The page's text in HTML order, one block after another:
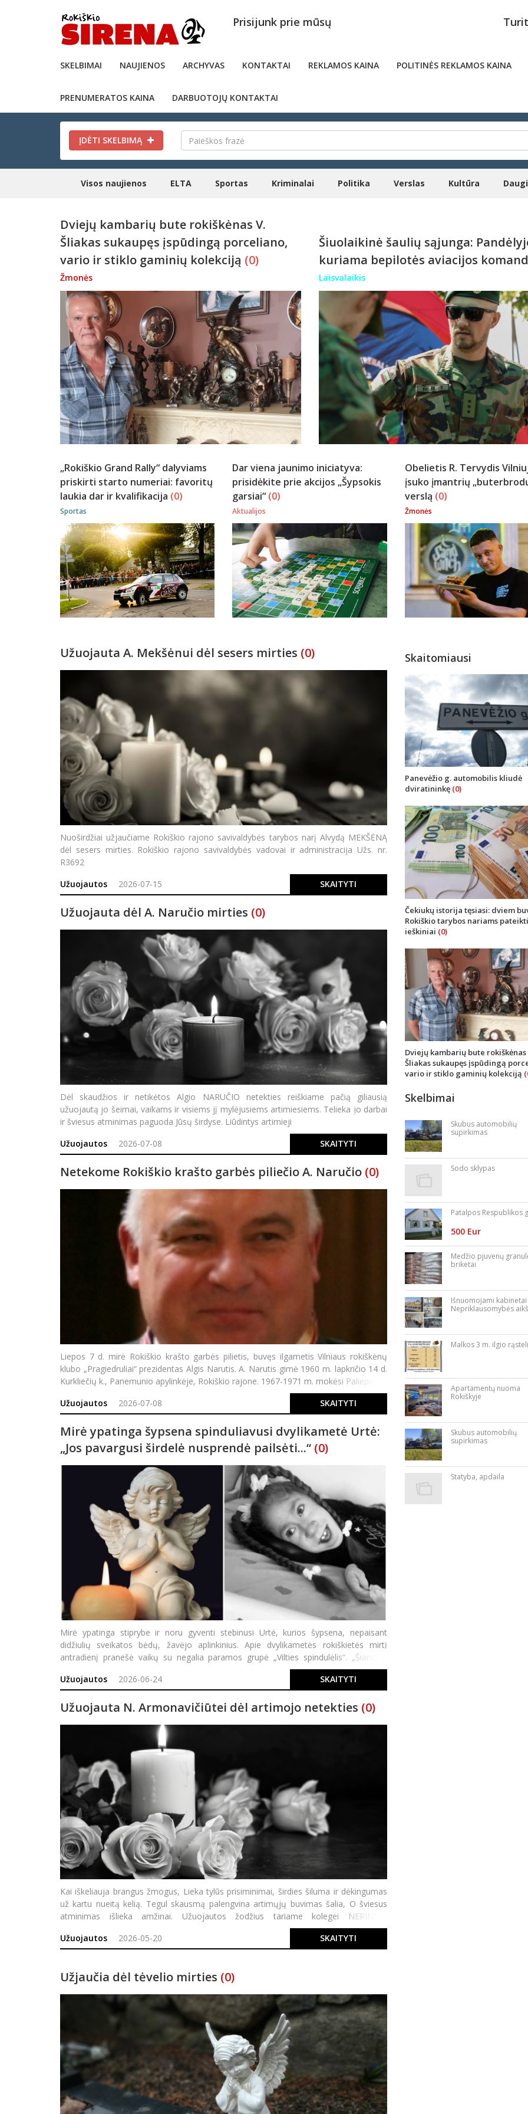
Prisijunk prie mūsų
SKELBIMAI NAUJIENOS ARCHYVAS KONTAKTAI REKLAMOS KAINA POLITINĖS REKLAMOS KAINA
PRENUMERATOS KAINA DARBUOTOJŲ KONTAKTAI
ĮDĖTI SKELBIMĄ
Visos naujienos ELTA Sportas Kriminalai Politika Verslas Kultūra
Dviejų kambarių bute rokiškėnas V.
Šliakas sukaupęs įspūdingą porceliano,
vario ir stiklo gaminių kolekciją (0)
Žmonės
Šiuolaikinė šaulių sąjunga:
kuriama bepilotės aviacijos
Laisvalaikis
„Rokiškio Grand Rally“ dalyviams
priskirti starto numeriai: favoritų
laukia dar ir kvalifikacija (0)
Sportas
Dar viena jaunimo iniciatyva:
prisidėkite prie akcijos „Šypsokis
garsiai“ (0)
Aktualijos
Obelietis R. Tervydis
įsuko įmantrių
verslą (0)
Žmonės
Užuojauta A. Mekšėnui dėl sesers mirties (0)
Nuoširdžiai užjaučiame Rokiškio rajono savivaldybės tarybos narį Alvydą MEKŠĖNĄ
dėl sesers mirties. Rokiškio rajono savivaldybės vadovai ir administracija Užs. nr.
R3692
Užuojautos
2026-07-15 SKAITYTI
Užuojauta dėl A. Naručio mirties (0)
Dėl skaudžios ir netikėtos Algio NARUČIO netekties reiškiame pačią giliausią
užuojautą jo šeimai, vaikams ir visiems jį mylėjusiems artimiesiems. Telieka jo darbai
ir šviesus atminimas paguoda Jūsų širdyse. Liūdintys artimieji
Užuojautos
2026-07-08 SKAITYTI
Netekome Rokiškio krašto garbės piliečio A. Naručio (0)
Liepos 7 d. mirė Rokiškio krašto garbės pilietis, buvęs ilgametis Vilniaus rokiškėnų
klubo „Pragiedruliai“ prezidentas Algis Narutis. A. Narutis gimė 1960 m. lapkričio 14 d.
Kurkliečių k., Panemunio apylinkėje, Rokiškio rajone. 1967-1971 m. mokėsi Paliepio p
Užuojautos
2026-07-08 SKAITYTI
Mirė ypatinga šypsena spinduliavusi dvylikametė Urtė:
„Jos pavargusi širdelė nusprendė pailsėti...“ (0)
Mirė ypatinga stiprybe ir noru gyventi stebinusi Urtė, kurios šypsena, nepaisant
didžiulių sveikatos bėdų, žavėjo aplinkinius. Apie dvylikametės rokiškietės mirtį
antradienį pranešė vaikų su negalia paramos grupė „Vilties spindulėlis“. „Šiandien
Užuojautos
2026-06-24 SKAITYTI
Užuojauta N. Armonavičiūtei dėl artimojo netekties (0)
Kai iškeliauja brangus žmogus, Lieka tylūs prisiminimai, širdies šiluma ir dėkingumas
už kartu nueitą kelią. Tegul skausmą palengvina artimųjų buvimas šalia, O šviesus
atminimas išlieka amžinai. Užuojautos žodžius tariame kolegei NERINGAI
Užuojautos
2026-05-20 SKAITYTI
Užjaučia dėl tėvelio mirties (0)
Skaitomiausi
Panevėžio g. automobilis kliudė
dviratininkę (0)
Čekiukų istorija tęsiasi: dviem
Rokiškio tarybos nariams pateikti
ieškiniai (0)
Dviejų kambarių bute rokiškėnas
Šliakas sukaupęs įspūdingą
vario ir stiklo gaminių kolekciją
Skelbimai
Skubus automobilių
supirkimas
Sodo sklypas
Patalpos Respublikos
500 Eur
Medžio pjuvenų
briketai
Išnuomojami kabinetai
Nepriklausomybės
Malkos 3 m. ilgio
Apartamentų nuoma
Rokiškyje
Skubus automobilių
supirkimas
Statyba, apdaila